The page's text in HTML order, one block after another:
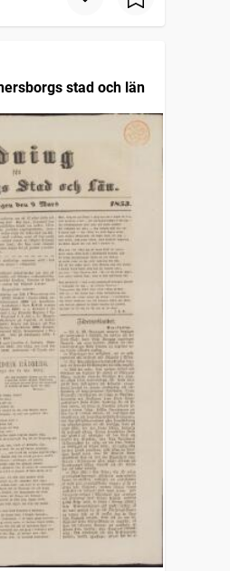
stad och län